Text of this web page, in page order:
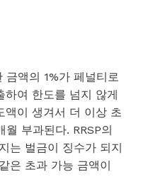
액의 1%가 페널티로
하여 한도를 넘지 않게
액이 생겨서 더 이상 초
부과된다. RRSP의
는 벌금이 징수가 되지
은 초과 가능 금액이